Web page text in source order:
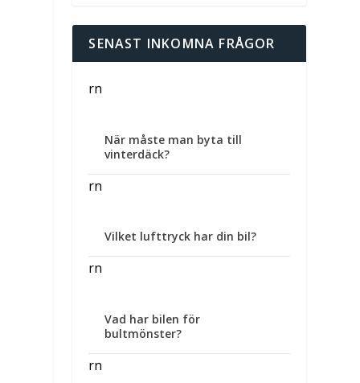
SENAST INKOMNA FRÅGOR
rn
När måste man byta till
vinterdäck?
rn
Vilket lufttryck har din bil?
rn
Vad har bilen för
bultmönster?
rn